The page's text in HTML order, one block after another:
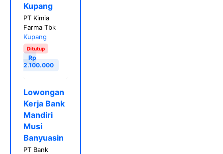
Kupang
PT Kimia
Farma Tbk
Kupang
Ditutup
Rp
2.100.000
Lowongan
Kerja Bank
Mandiri
Musi
Banyuasin
PT Bank